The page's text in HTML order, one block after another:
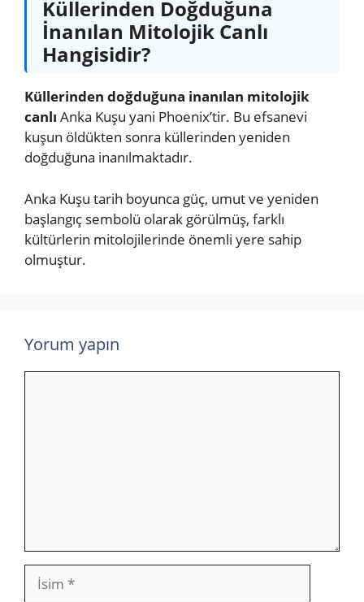
Küllerinden Doğduğuna
İnanılan Mitolojik Canlı
Hangisidir?
Küllerinden doğduğuna inanılan mitolojik
canlı Anka Kuşu yani Phoenix’tir. Bu efsanevi
kuşun öldükten sonra küllerinden yeniden
doğduğuna inanılmaktadır.
Anka Kuşu tarih boyunca güç, umut ve yeniden
başlangıç sembolü olarak görülmüş, farklı
kültürlerin mitolojilerinde önemli yere sahip
olmuştur.
Yorum yapın
İsim